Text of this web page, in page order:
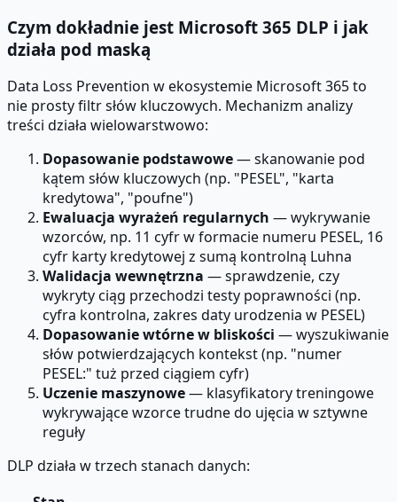
Czym dokładnie jest Microsoft 365 DLP i jak
działa pod maską
Data Loss Prevention w ekosystemie Microsoft 365 to
nie prosty filtr słów kluczowych. Mechanizm analizy
treści działa wielowarstwowo:
Dopasowanie podstawowe— skanowanie pod
kątem słów kluczowych (np. "PESEL", "karta
kredytowa", "poufne")
Ewaluacja wyrażeń regularnych — wykrywanie
wzorców, np. 11 cyfr w formacie numeru PESEL, 16
cyfr karty kredytowej z sumą kontrolną Luhna
Walidacja wewnętrzna — sprawdzenie, czy
wykryty ciąg przechodzi testy poprawności (np.
cyfra kontrolna, zakres daty urodzenia w PESEL)
Dopasowanie wtórne w bliskości — wyszukiwanie
słów potwierdzających kontekst (np. "numer
PESEL:" tuż przed ciągiem cyfr)
Uczenie maszynowe— klasyfikatory treningowe
wykrywające wzorce trudne do ujęcia w sztywne
reguły
DLP działa w trzech stanach danych: